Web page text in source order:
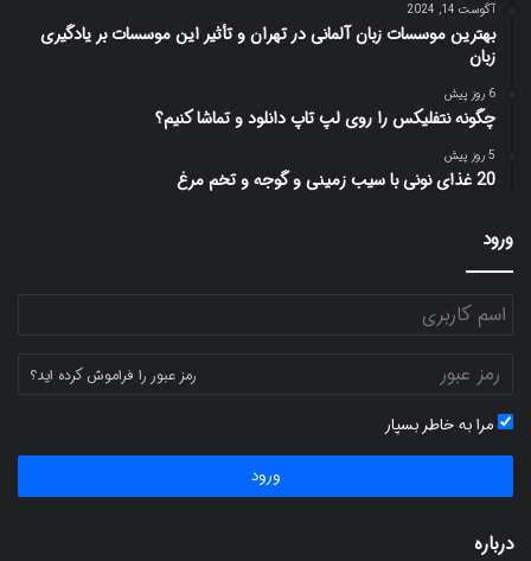
آگوست 14, 2024
بهترین موسسات زبان آلمانی در تهران و تأثیر این موسسات بر یادگیری
زبان
6 روز پیش
چگونه نتفلیکس را روی لپ تاپ دانلود و تماشا کنیم؟
5 روز پیش
20 غذای نونی با سیب زمینی و گوجه و تخم مرغ
ورود
رمز عبور را فراموش کرده اید؟
مرا به خاطر بسپار
ورود
درباره